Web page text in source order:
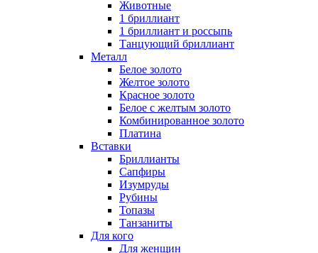
Животные
1 бриллиант
1 бриллиант и россыпь
Танцующий бриллиант
Металл
Белое золото
Желтое золото
Красное золото
Белое с желтым золото
Комбинированное золото
Платина
Вставки
Бриллианты
Сапфиры
Изумруды
Рубины
Топазы
Танзаниты
Для кого
Для женщин